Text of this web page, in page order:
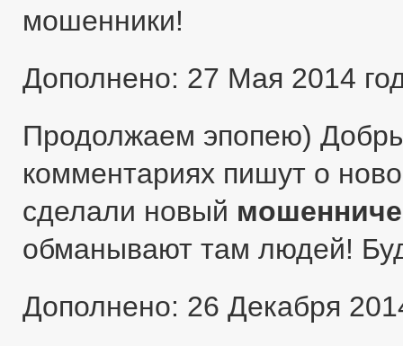
мошенники!
Дополнено: 27 Мая 2014
Продолжаем эпопею)
комментариях пишут о
сделали новый
обманывают там людей!
Дополнено: 26 Декабря